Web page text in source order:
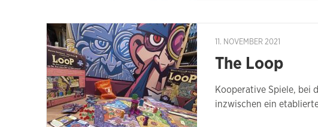
11. NOVEMBER 2021
The Loop
Kooperative Spiele, bei
inzwischen ein